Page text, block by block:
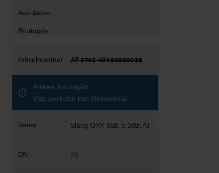
AT 5745-W459999036
Artikeln har utgått
Viss avvikelse kan förekomma
Slang OXY Slät. x Slät. AT
25